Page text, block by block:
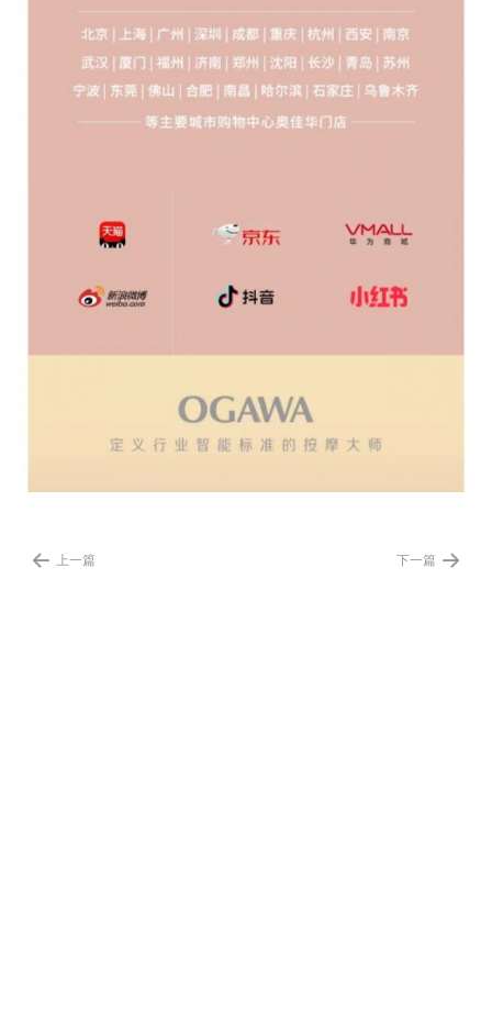
 上一篇 下一篇 